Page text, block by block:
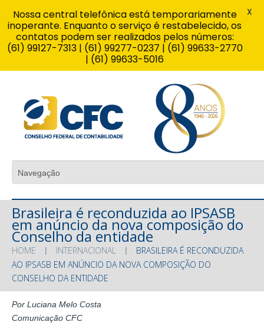
Brasileira é reconduzida ao IPSASB
em anúncio da nova composição do
Conselho da entidade
HOME INTERNACIONAL
BRASILEIRA É RECONDUZIDA
AO IPSASB EM ANÚNCIO DA NOVA COMPOSIÇÃO DO
CONSELHO DA ENTIDADE
Por Luciana Melo Costa
Comunicação CFC
Nossa central telefônica está temporariamente
inoperante. Enquanto o serviço é restabelecido, os
contatos podem ser realizados pelos números:
(61) 99127-7313 | (61) 99277-0237 | (61) 99633-2770
| (61) 99633-5016
X